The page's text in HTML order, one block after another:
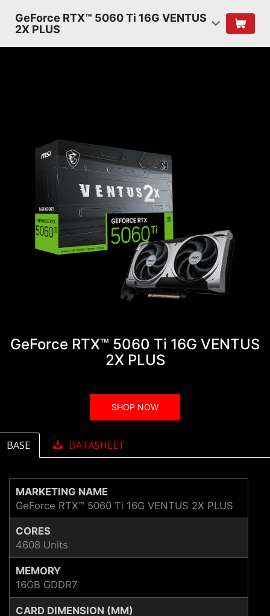
GeForce RTX™ 5060 Ti 16G VENTUS
2X PLUS
GeForce RTX™ 5060 Ti 16G VENTUS
2X PLUS
SHOP NOW
BASE DATASHEET
MARKETING NAME
GeForce RTX™ 5060 Ti 16G VENTUS 2X PLUS
CORES
4608 Units
MEMORY
16GB GDDR7
CARD DIMENSION (MM)